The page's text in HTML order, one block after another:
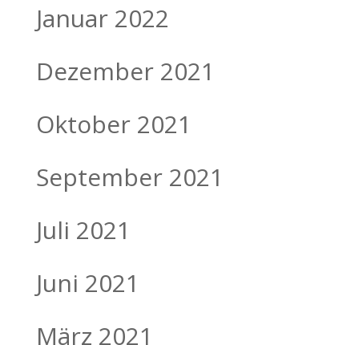
Januar 2022
Dezember 2021
Oktober 2021
September 2021
Juli 2021
Juni 2021
März 2021